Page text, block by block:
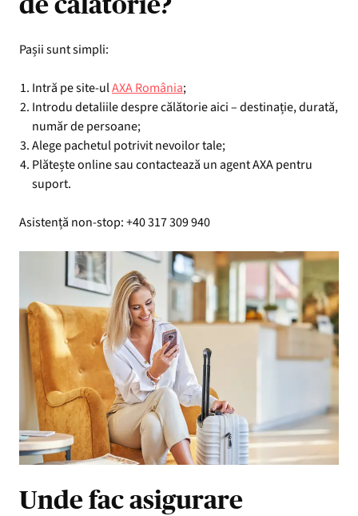
Pașii sunt simpli:
Intră pe site-ulAXA România;
Introdu detaliile despre călătorie aici – destinație, durată,
număr de persoane;
Alege pachetul potrivit nevoilor tale;
Plătește online sau contactează un agent AXA pentru
suport.
Asistență non-stop: +40 317 309 940
Unde fac asigurare